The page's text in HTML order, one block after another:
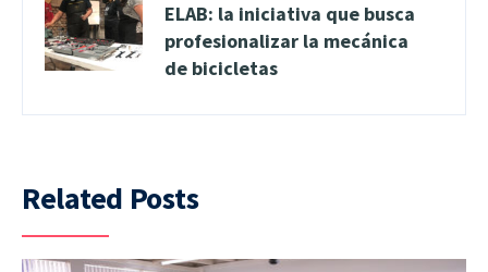
ELAB: la iniciativa que busca
profesionalizar la mecánica
de bicicletas
Related Posts